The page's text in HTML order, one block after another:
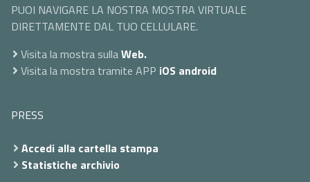
PUOI NAVIGARE LA NOSTRA MOSTRA VIRTUALE
DIRETTAMENTE DAL TUO CELLULARE.
Visita la mostra sullaWeb.
Visita la mostra tramite APP iOS android
PRESS
Accedi alla cartella stampa
Statistiche archivio